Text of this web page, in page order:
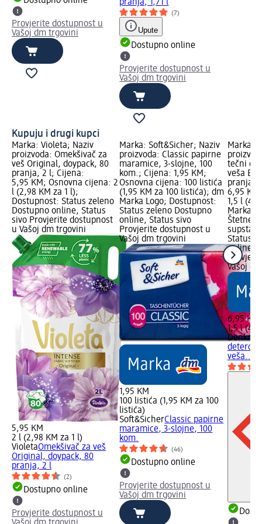
Provjerite dostupnost u
Vašoj dm trgovini
pranja, 1,71 l
(7)
Upute
Dostupno online
Provjerite dostupnost u
Vašoj dm trgovini
Kupuju i drugi kupci
Marka: Violeta; Naziv
proizvoda: Omekšivač za
veš Original, doypack, 80
pranja, 2 l; Cijena:
5,95 KM; Osnovna cijena: 2
l (2,98 KM za 1 l);
Dostupnost: Status zeleno
Dostupno online, Status
sivo Provjerite dostupnost
u Vašoj dm trgovini
5,95 KM
2 l (2,98 KM za 1 l)
VioletaOmekšivač za veš
Original, doypack, 80
pranja, 2 l
(2)
Dostupno online
Provjerite dostupnost u
Marka: Soft&Sicher; Naziv
proizvoda: Classic papirne
maramice, 3-slojne, 100
kom.; Cijena: 1,95 KM;
Osnovna cijena: 100 listića
(1,95 KM za 100 listića); dm
Marka Logo; Dostupnost:
Status zeleno Dostupno
online, Status sivo
Provjerite dostupnost u
Vašoj dm trgovini
1,95 KM
100 listića (1,95 KM za 100
listića)
Soft&SicherClassic papirne
maramice, 3-slojne, 100
kom.
(46)
Dostupno online
Provjerite dostupnost u
Vašoj dm trgovini
Marka:
tečni
veša
pranja,
6,95
1,5 l
Marka
Štetne,
Status
online,
Vašoj
6,95 KM
1,5 l
Denkmit
veša...,